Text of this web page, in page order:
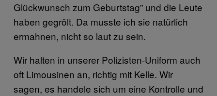
Glückwunsch zum Geburtstag” und die Leute
haben gegrölt. Da musste ich sie natürlich
ermahnen, nicht so laut zu sein.
Wir halten in unserer Polizisten-Uniform auch
oft Limousinen an, richtig mit Kelle. Wir
sagen, es handele sich um eine Kontrolle und